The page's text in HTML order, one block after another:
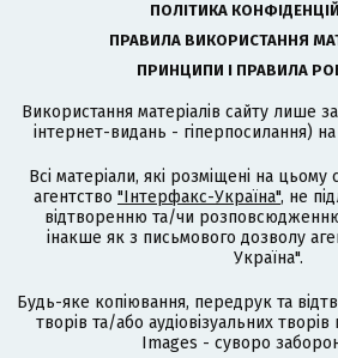
ПОЛІТИКА
ПРАВИЛА ВИКОРИСТАННЯ
ПРИНЦИПИ І ПРАВИЛА
Використання матеріалів сайту лише
інтернет-видань - гіперпосилання)
Всі матеріали, які розміщені на цьому
агентство "Інтерфакс-Україна", не
відтворенню та/чи
інакше як з письмового дозволу
Україна".
Будь-яке копіювання, передрук та
творів та/або аудіовізуальних
Images - суворо